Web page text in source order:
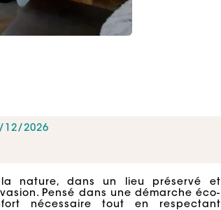
2026
nature, dans un lieu préservé et
Pensé dans une démarche éco-
nécessaire tout en respectant